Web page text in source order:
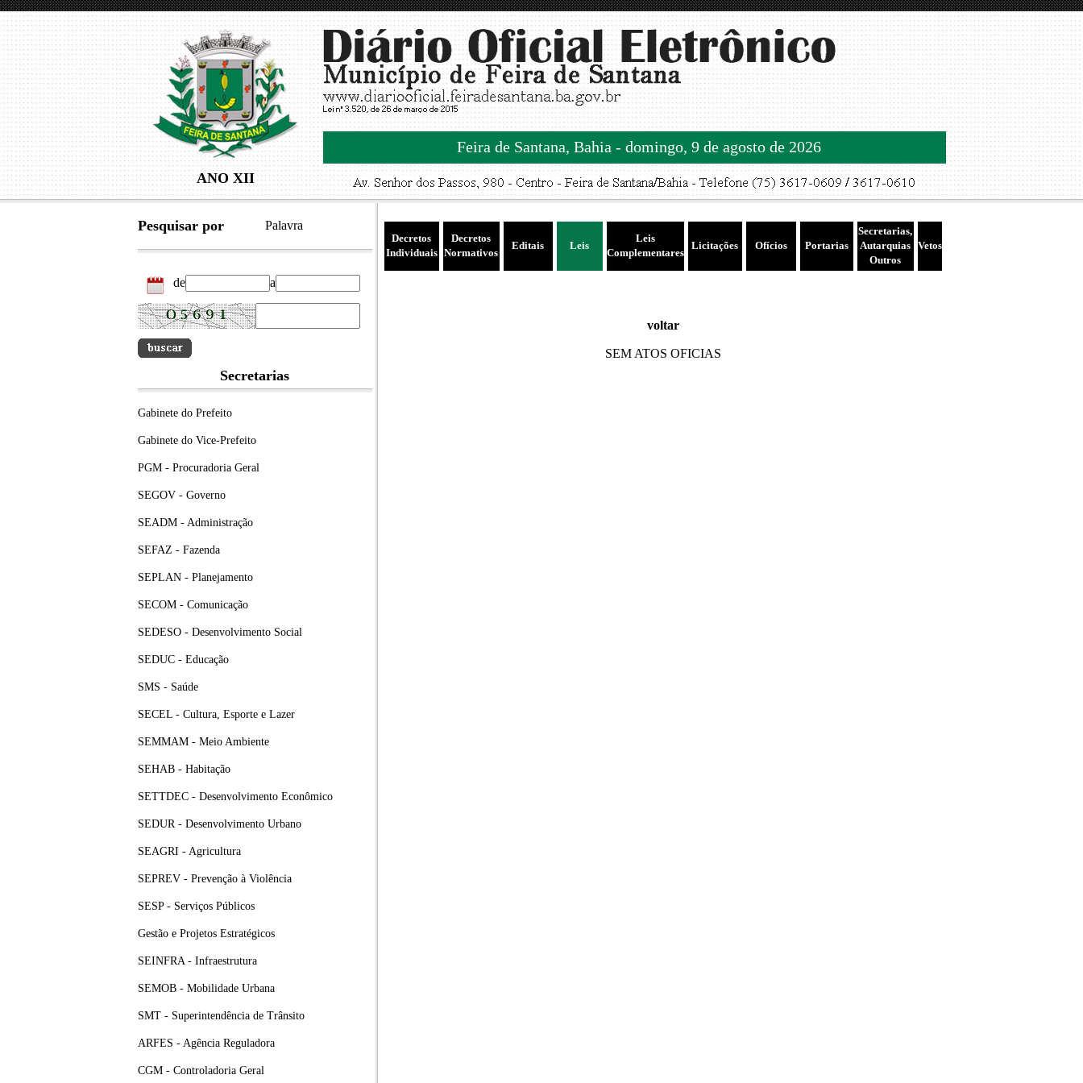
ANO XII
Feira de Santana, Bahia - domingo, 9 de agosto de 2026
Pesquisar por Palavra
de a
Secretarias
Gabinete do Prefeito
Gabinete do Vice-Prefeito
PGM - Procuradoria Geral
SEGOV - Governo
SEADM - Administração
SEFAZ - Fazenda
SEPLAN - Planejamento
SECOM - Comunicação
SEDESO - Desenvolvimento Social
SEDUC - Educação
SMS - Saúde
SECEL - Cultura, Esporte e Lazer
SEMMAM - Meio Ambiente
SEHAB - Habitação
SETTDEC - Desenvolvimento Econômico
SEDUR - Desenvolvimento Urbano
SEAGRI - Agricultura
SEPREV - Prevenção à Violência
SESP - Serviços Públicos
Gestão e Projetos Estratégicos
SEINFRA - Infraestrutura
SEMOB - Mobilidade Urbana
SMT - Superintendência de Trânsito
ARFES - Agência Reguladora
CGM - Controladoria Geral
Decretos
Individuais
Decretos
Normativos
Editais Leis
Leis
Complementares
Licitações Ofícios Portarias
Secretarias,
Autarquias
Outros
Vetos
voltar
SEM ATOS OFICIAS